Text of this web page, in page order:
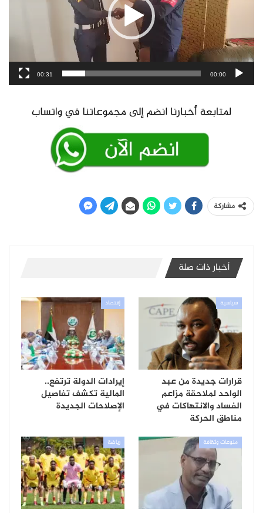
00:00
00:31
مشاركة
أخبار ذات صلة
سياسية
قرارات جديدة من عبد
الواحد لملاحقة مزاعم
الفساد والانتهاكات في
مناطق الحركة
إقتصاد
إيرادات الدولة ترتفع..
المالية تكشف تفاصيل
الإصلاحات الجديدة
منوعات وثقافة رياضة